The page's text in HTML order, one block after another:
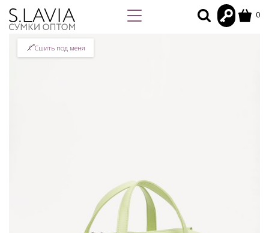
0
Сшить под меня